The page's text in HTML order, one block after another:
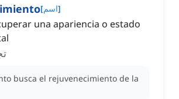
[اسم]
una apariencia o estado
busca el rejuvenecimiento de la